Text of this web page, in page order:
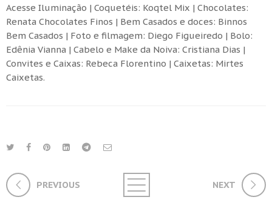
Acesse Iluminação | Coquetéis: Koqtel Mix | Chocolates:
Renata Chocolates Finos | Bem Casados e doces: Binnos
Bem Casados | Foto e filmagem: Diego Figueiredo | Bolo:
Edênia Vianna | Cabelo e Make da Noiva: Cristiana Dias |
Convites e Caixas: Rebeca Florentino | Caixetas: Mirtes
Caixetas.
PREVIOUS NEXT